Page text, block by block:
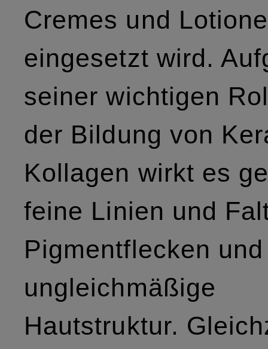
Cremes und
eingesetzt wird.
seiner wichtigen
der Bildung von
Kollagen wirkt es
feine Linien und
Pigmentflecken
ungleichmäßige
Hautstruktur.